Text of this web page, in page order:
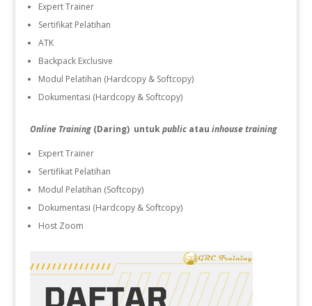
Expert Trainer
Sertifikat Pelatihan
ATK
Backpack Exclusive
Modul Pelatihan (Hardcopy & Softcopy)
Dokumentasi (Hardcopy & Softcopy)
Online Training (Daring) untukpublic atau inhouse training
Expert Trainer
Sertifikat Pelatihan
Modul Pelatihan (Softcopy)
Dokumentasi (Hardcopy & Softcopy)
Host Zoom